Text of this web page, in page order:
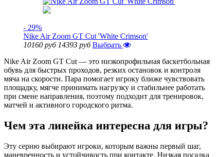
- 29%
Nike Air Zoom GT Cut 'White Crimson'
10160 руб 14393 руб Выбрать
Nike Air Zoom GT Cut — это низкопрофильная баскетбольная
обувь для быстрых проходов, резких остановок и контроля
мяча на скорости. Пара помогает игроку ближе чувствовать
площадку, мягче принимать нагрузку и стабильнее работать
при смене направления, поэтому подходит для тренировок,
матчей и активного городского ритма.
Чем эта линейка интересна для игры?
Эту серию выбирают игроки, которым важны первый шаг,
маневренность и устойчивость при контакте. Низкая посадка